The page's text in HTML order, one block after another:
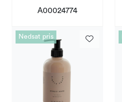
A00024774
Nedsat pris